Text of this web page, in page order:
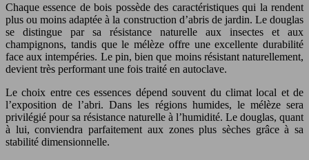
Chaque essence de bois possède des caractéristiques qui la rendent
plus ou moins adaptée à la construction d’abris de jardin. Le douglas
se distingue par sa résistance naturelle aux insectes et aux
champignons, tandis que le mélèze offre une excellente durabilité
face aux intempéries. Le pin, bien que moins résistant naturellement,
devient très performant une fois traité en autoclave.
Le choix entre ces essences dépend souvent du climat local et de
l’exposition de l’abri. Dans les régions humides, le mélèze sera
privilégié pour sa résistance naturelle à l’humidité. Le douglas, quant
à lui, conviendra parfaitement aux zones plus sèches grâce à sa
stabilité dimensionnelle.